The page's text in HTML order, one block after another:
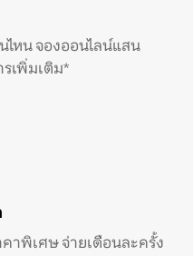
ไหน จองออนไลน์แสน
เพิ่มเติม*
าพิเศษ จ่ายเดือนละครั้ง